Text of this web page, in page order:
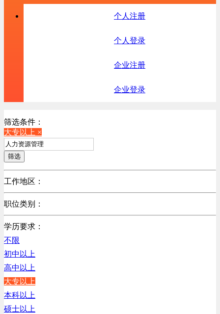
个人注册
个人登录
企业注册
企业登录
筛选条件：
大专以上 ×
筛选
工作地区：
不限
职位类别：
不限
学历要求：
不限
初中以上
高中以上
大专以上
本科以上
硕士以上